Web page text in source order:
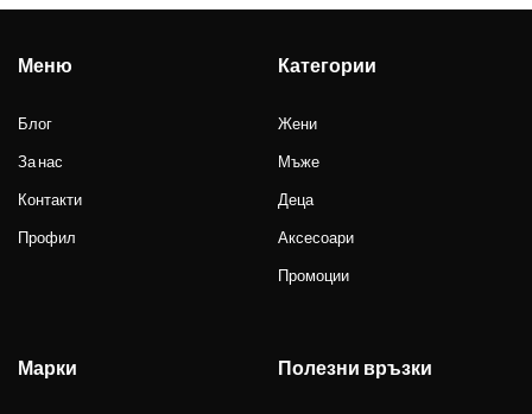
Меню
Блог
За нас
Контакти
Профил
Категории
Жени
Мъже
Деца
Аксесоари
Промоции
Марки Полезни връзки